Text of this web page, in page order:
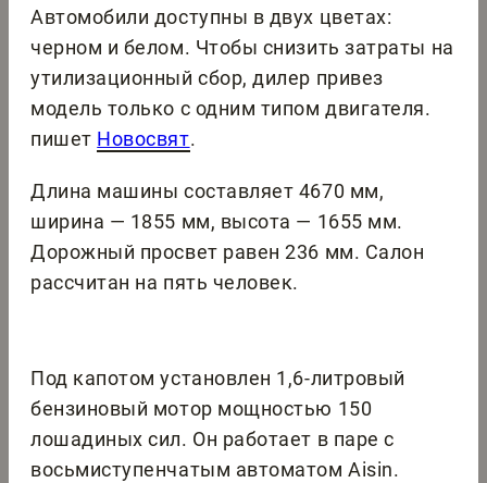
Автомобили доступны в двух цветах:
черном и белом. Чтобы снизить затраты на
утилизационный сбор, дилер привез
модель только с одним типом двигателя.
пишет Новосвят.
Длина машины составляет 4670 мм,
ширина — 1855 мм, высота — 1655 мм.
Дорожный просвет равен 236 мм. Салон
рассчитан на пять человек.
Под капотом установлен 1,6-литровый
бензиновый мотор мощностью 150
лошадиных сил. Он работает в паре с
восьмиступенчатым автоматом Aisin.